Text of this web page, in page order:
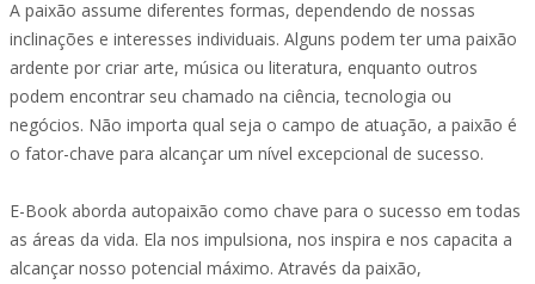
A paixão assume diferentes formas, dependendo de nossas
inclinações e interesses individuais. Alguns podem ter uma paixão
ardente por criar arte, música ou literatura, enquanto outros
podem encontrar seu chamado na ciência, tecnologia ou
negócios. Não importa qual seja o campo de atuação, a paixão é
o fator-chave para alcançar um nível excepcional de sucesso.
E-Book aborda autopaixão como chave para o sucesso em todas
as áreas da vida. Ela nos impulsiona, nos inspira e nos capacita a
alcançar nosso potencial máximo. Através da paixão,